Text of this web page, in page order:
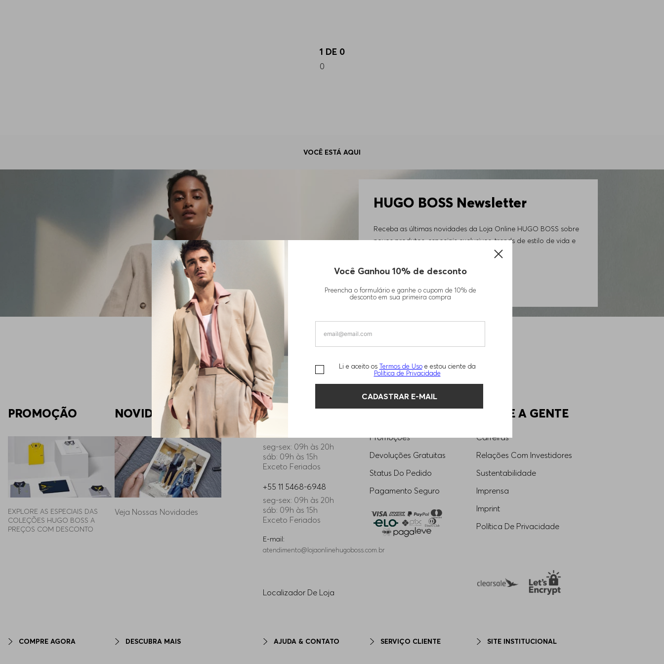
Você Ganhou 10% de desconto
Preencha o formulário e ganhe o cupom de 10% de
desconto em sua primeira compra
Li e aceito os Termos de Uso e estou ciente da
Política de Privacidade
CADASTRAR E-MAIL
1 DE 0
0
VOCÊ ESTÁ AQUI
HUGO BOSS Newsletter
Receba as últimas novidades da Loja Online HUGO BOSS sobre
novos produtos, especiais exclusivos, trends de estilo de vida e
PROMOÇÃO
EXPLORE AS ESPECIAIS DAS
COLEÇÕES HUGO BOSS A
PREÇOS COM DESCONTO
COMPRE AGORA
NOVIDADES
Veja Nossas Novidades
DESCUBRA MAIS
CONTATO
seg-sex: 09h às 20h
sáb: 09h às 15h
Exceto Feriados
+55 11 5468-6948
seg-sex: 09h às 20h
sáb: 09h às 15h
Exceto Feriados
E-mail:
atendimento@lojaonlinehugoboss.com.br
Localizador De Loja
AJUDA & CONTATO
SERVIÇOS
Promoções
Devoluções Gratuitas
Status Do Pedido
Pagamento Seguro
SERVIÇO CLIENTE
SOBRE A GENTE
Carreiras
Relações Com Investidores
Sustentabilidade
Imprensa
Imprint
Política De Privacidade
SITE INSTITUCIONAL